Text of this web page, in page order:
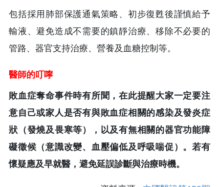
包括採用肺部保護通氣策略、初步復甦後謹慎給予
輸液、避免造成不需要的鎮靜治療、移除不必要的
管路、器官支持治療、營養及血糖控制等。
醫師的叮嚀
敗血症奪命事件時有所聞，在此提醒大家一定要注
意自己或家人是否有與敗血症相關的感染及發炎症
狀（發燒及畏寒等），以及有無相關的器官功能障
礙徵候（意識改變、血壓偏低及呼吸喘促）。若有
懷疑應及早就醫，避免延誤診斷與治療時機。